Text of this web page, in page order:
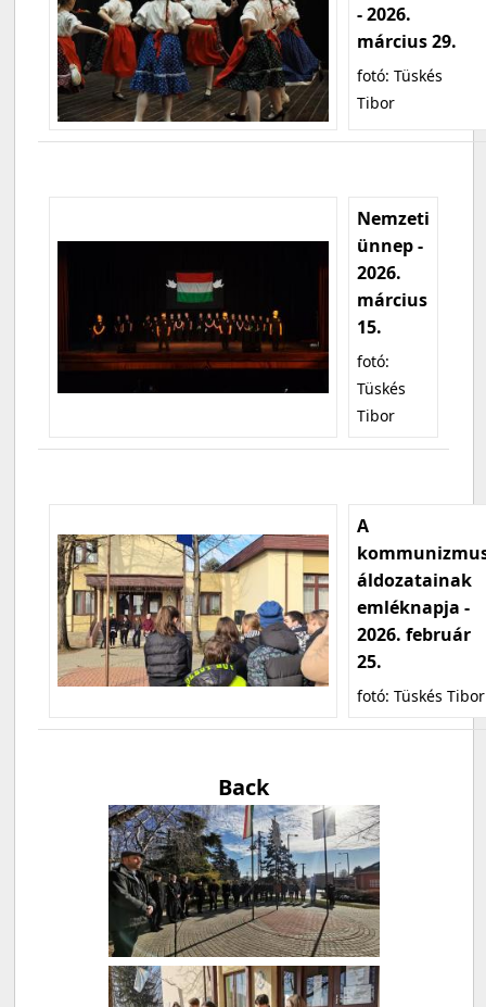
- 2026.
március 29.
fotó: Tüskés
Tibor
Nemzeti
ünnep -
2026.
március
15.
fotó:
Tüskés
Tibor
A
áldozatainak
emléknapja -
2026. február
25.
fotó: Tüskés Tibor
Back